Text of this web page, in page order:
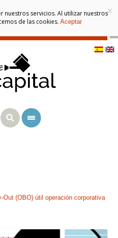
Out (OBO) útil operación corporativa
×
nuestros servicios. Al utilizar nuestros
de las cookies. Aceptar